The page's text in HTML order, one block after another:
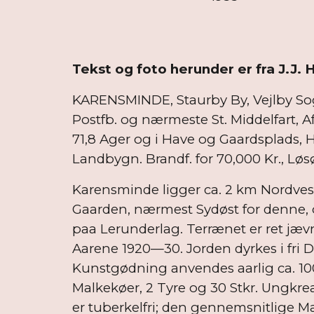
Tekst og foto herunder er fra J.J.
KARENSMINDE, Staurby By, Vejlby
Postfb. og nærmeste St. Middelfart,
71,8 Ager og i Have og Gaardsplads,
Landbygn. Brandf. for 70,000 Kr.,
Karensminde ligger ca. 2 km
Gaarden, nærmest Sydøst for
paa Lerunderlag. Terrænet er ret
Aarene 1920—30. Jorden dyrkes i fri
Kunstgødning anvendes aarlig ca.
Malkekøer, 2 Tyre og 30 Stkr.
er tuberkelfri; den gennemsnitlige